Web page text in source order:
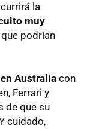
la
muy
que podrían
Australia con
Ferrari y
de que su
cuidado,